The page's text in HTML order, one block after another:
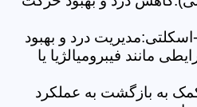
درد و بهبود
مانند فیبرومیالژیا یا
به بازگشت به عملکرد